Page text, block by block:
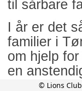
til sårbare
I år er det
familier i
om hjelp
en
© Lions